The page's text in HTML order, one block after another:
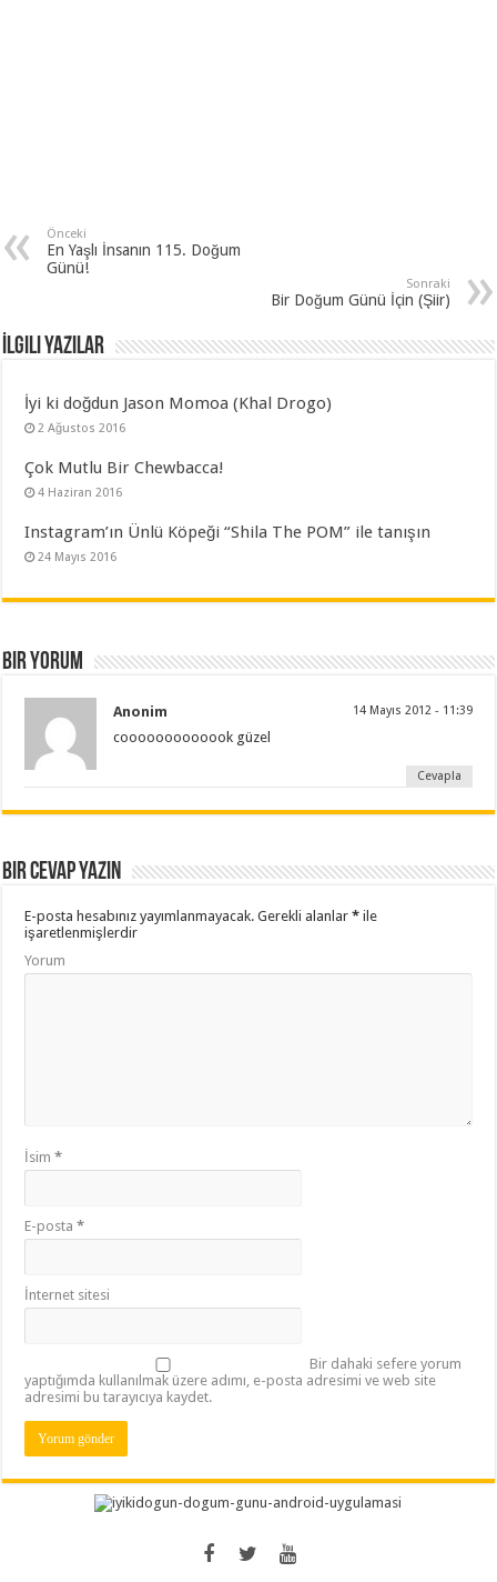
Önceki
En Yaşlı İnsanın 115. Doğum
Günü!
Sonraki
Bir Doğum Günü İçin (Şiir)
İlgili Yazılar
İyi ki doğdun Jason Momoa (Khal Drogo)
2 Ağustos 2016
Çok Mutlu Bir Chewbacca!
4 Haziran 2016
Instagram’ın Ünlü Köpeği “Shila The POM” ile tanışın
24 Mayıs 2016
Bir yorum
Anonim 14 Mayıs 2012 - 11:39
cooooooooooook güzel
Cevapla
Bir cevap yazın
E-posta hesabınız yayımlanmayacak. Gerekli alanlar* ile
işaretlenmişlerdir
Yorum
İsim*
E-posta*
İnternet sitesi
Bir dahaki sefere yorum
yaptığımda kullanılmak üzere adımı, e-posta adresimi ve web site
adresimi bu tarayıcıya kaydet.